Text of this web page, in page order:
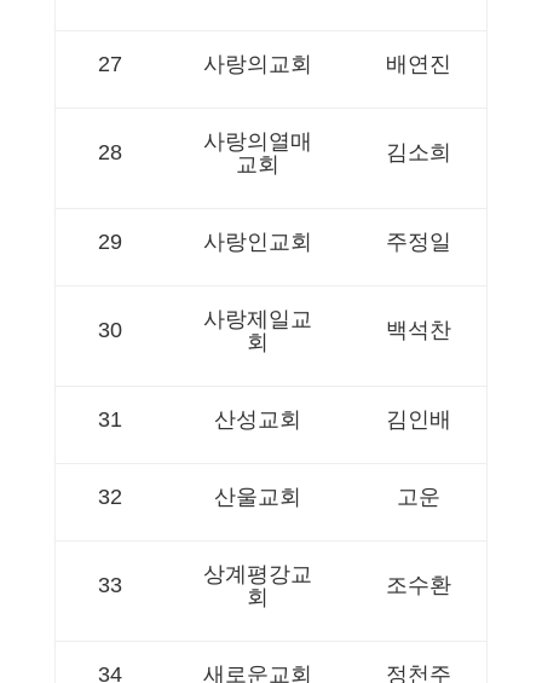
27 사랑의교회 배연진
28
사랑의열매
교회
김소희
29 사랑인교회 주정일
30
사랑제일교
회
백석찬
31 산성교회 김인배
32 산울교회 고운
33
상계평강교
회
조수환
34 새로운교회 정천주